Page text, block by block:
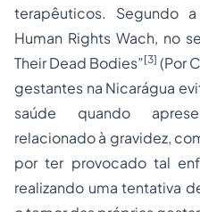
terapêuticos. Segundo
Human Rights Wach, no
Their Dead Bodies”[3] (Por
gestantes na Nicarágua
saúde quando
relacionado à gravidez,
por ter provocado tal
realizando uma tentativa